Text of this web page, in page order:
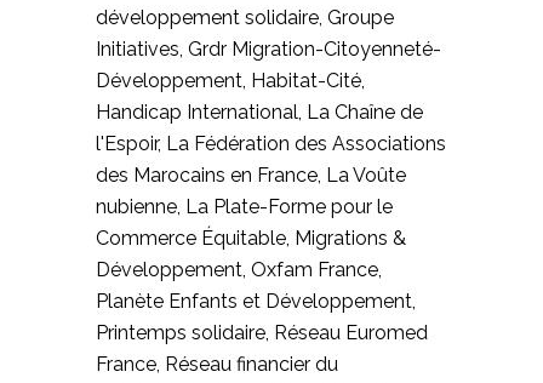
développement solidaire, Groupe
Initiatives, Grdr Migration-Citoyenneté-
Développement, Habitat-Cité,
Handicap International, La Chaîne de
l'Espoir, La Fédération des Associations
des Marocains en France, La Voûte
nubienne, La Plate-Forme pour le
Commerce Équitable, Migrations &
Développement, Oxfam France,
Planète Enfants et Développement,
Printemps solidaire, Réseau Euromed
France, Réseau financier du